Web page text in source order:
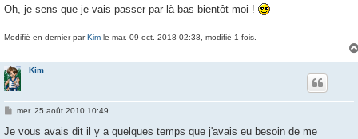
g
e
Oh, je sens que je vais passer par là-bas bientôt moi !
Modifié en dernier par Kim le mar. 09 oct. 2018 02:38, modifié 1 fois.
Kim
M
s
mer. 25 août 2010 10:49
Je vous avais dit il y a quelques temps que j'avais eu besoin de me